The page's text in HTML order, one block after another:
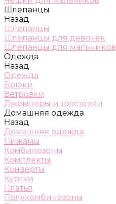
Шлепанцы
Назад
Шлепанцы
Шлепанцы для девочек
Шлепанцы для мальчиков
Одежда
Назад
Одежда
Брюки
Ветровки
Джемперы и толстовки
Домашняя одежда
Назад
Домашняя одежда
Пижамы
Комбинезоны
Комплекты
Конверты
Куртки
Платья
Полукомбинезоны